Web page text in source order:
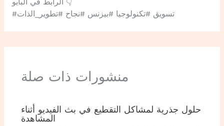
#تسويق #تكنولوجيا #بيزنس #نجاح #تطوير_الذات
منشورات ذات صلة
حلول جذرية لمشاكل التقطيع في بث الفيديو أثناء
المشاهدة